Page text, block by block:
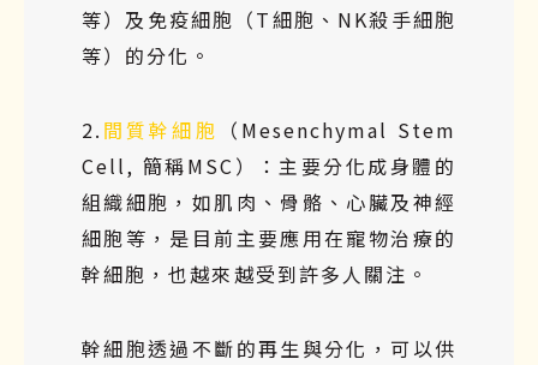
等）及免疫細胞（T細胞、NK殺手細胞
等）的分化。
2. 間質幹細胞 （Mesenchymal Stem
Cell, 簡稱MSC）：主要分化成身體的
組織細胞，如肌肉、骨骼、心臟及神經
細胞等，是目前主要應用在寵物治療的
幹細胞，也越來越受到許多人關注。
幹細胞透過不斷的再生與分化，可以供